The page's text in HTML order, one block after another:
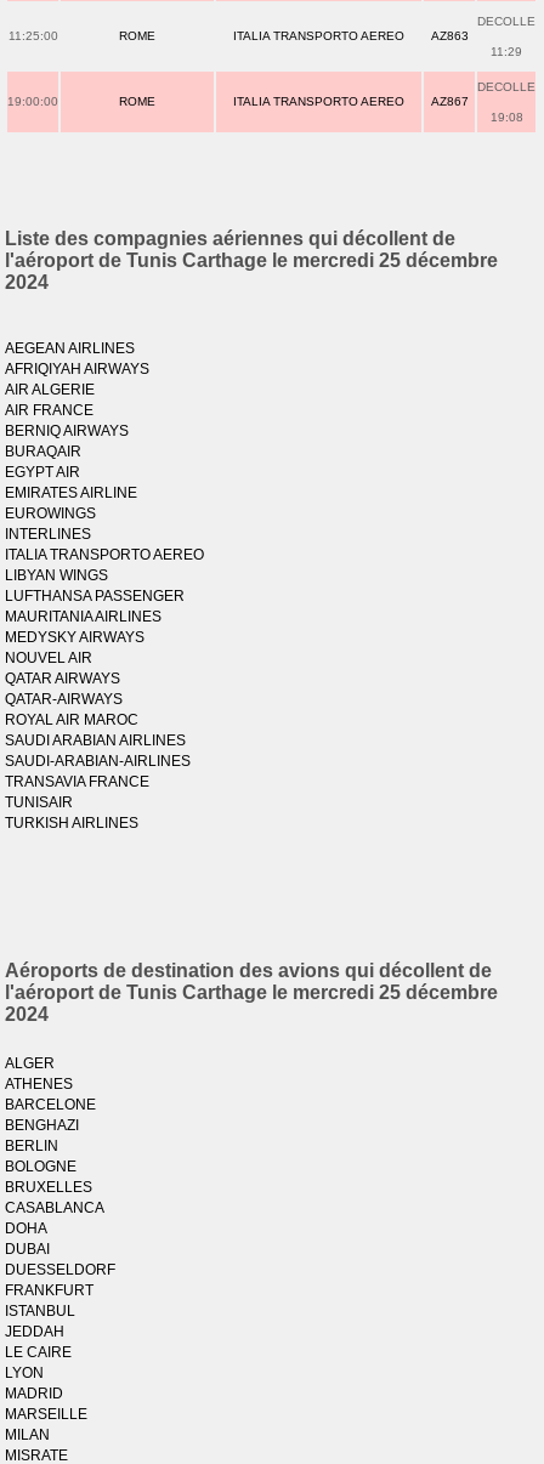
11:25:00 ROME ITALIA TRANSPORTO AEREO AZ863
DECOLLE
11:29
19:00:00 ROME ITALIA TRANSPORTO AEREO AZ867
DECOLLE
19:08
Liste des compagnies aériennes qui décollent de
l'aéroport de Tunis Carthage le mercredi 25 décembre
2024
AEGEAN AIRLINES
AFRIQIYAH AIRWAYS
AIR ALGERIE
AIR FRANCE
BERNIQ AIRWAYS
BURAQAIR
EGYPT AIR
EMIRATES AIRLINE
EUROWINGS
INTERLINES
ITALIA TRANSPORTO AEREO
LIBYAN WINGS
LUFTHANSA PASSENGER
MAURITANIA AIRLINES
MEDYSKY AIRWAYS
NOUVEL AIR
QATAR AIRWAYS
QATAR-AIRWAYS
ROYAL AIR MAROC
SAUDI ARABIAN AIRLINES
SAUDI-ARABIAN-AIRLINES
TRANSAVIA FRANCE
TUNISAIR
TURKISH AIRLINES
Aéroports de destination des avions qui décollent de
l'aéroport de Tunis Carthage le mercredi 25 décembre
2024
ALGER
ATHENES
BARCELONE
BENGHAZI
BERLIN
BOLOGNE
BRUXELLES
CASABLANCA
DOHA
DUBAI
DUESSELDORF
FRANKFURT
ISTANBUL
JEDDAH
LE CAIRE
LYON
MADRID
MARSEILLE
MILAN
MISRATE